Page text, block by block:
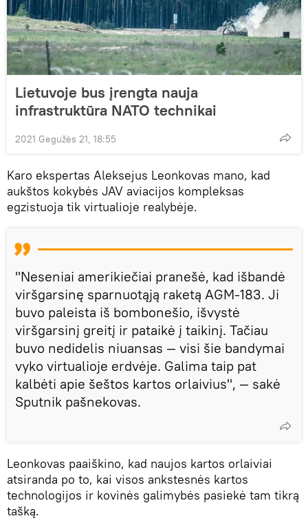
Lietuvoje bus įrengta nauja
infrastruktūra NATO technikai
2021 Gegužės 21, 18:55
Karo ekspertas Aleksejus Leonkovas mano, kad
aukštos kokybės JAV aviacijos kompleksas
egzistuoja tik virtualioje realybėje.
"Neseniai amerikiečiai pranešė, kad išbandė
viršgarsinę sparnuotąją raketą AGM-183. Ji
buvo paleista iš bombonešio, išvystė
viršgarsinį greitį ir pataikė į taikinį. Tačiau
buvo nedidelis niuansas — visi šie bandymai
vyko virtualioje erdvėje. Galima taip pat
kalbėti apie šeštos kartos orlaivius", — sakė
Sputnik pašnekovas.
Leonkovas paaiškino, kad naujos kartos orlaiviai
atsiranda po to, kai visos ankstesnės kartos
technologijos ir kovinės galimybės pasiekė tam tikrą
tašką.